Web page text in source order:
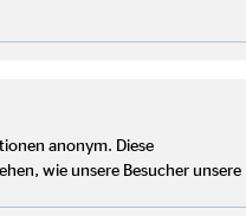
aus dem dt. Festnetz,
—
anonym. Diese
wie unsere Besucher unsere